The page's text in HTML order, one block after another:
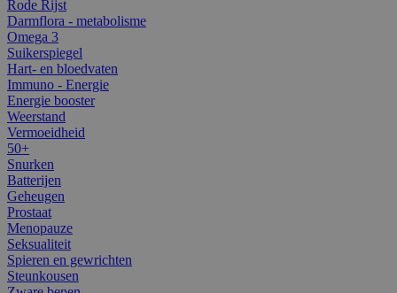
Rode Rijst
Darmflora - metabolisme
Omega 3
Suikerspiegel
Hart- en bloedvaten
Immuno - Energie
Energie booster
Weerstand
Vermoeidheid
50+
Snurken
Batterijen
Geheugen
Prostaat
Menopauze
Seksualiteit
Spieren en gewrichten
Steunkousen